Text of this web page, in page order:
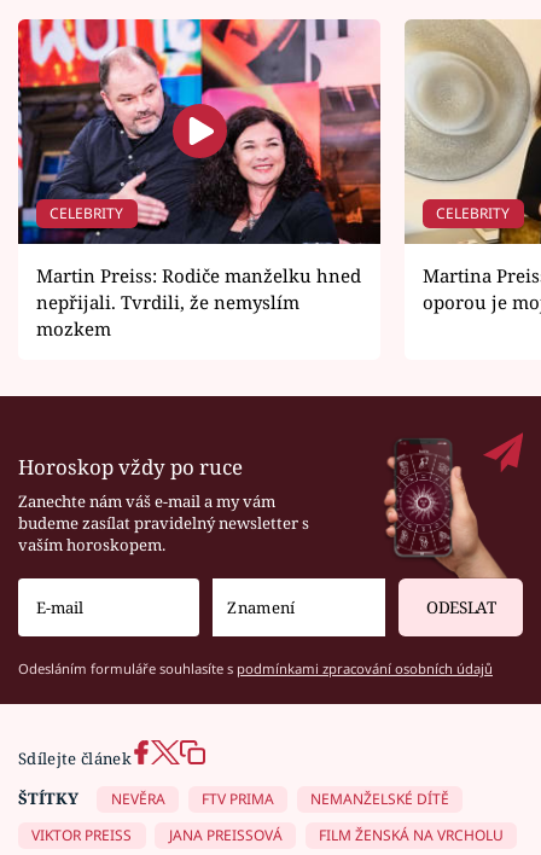
CELEBRITY
Martin Preiss: Rodiče manželku hned
nepřijali. Tvrdili, že nemyslím
mozkem
CELEBRITY
Martina
oporou je
Horoskop vždy po ruce
Zanechte nám váš e-mail a my vám
budeme zasílat pravidelný newsletter s
vaším horoskopem.
ODESLAT
Odesláním formuláře souhlasíte s podmínkami zpracování osobních údajů
Sdílejte článek
ŠTÍTKY
NEVĚRA FTV PRIMA
NEMANŽELSKÉ DÍTĚ
VIKTOR PREISS
JANA PREISSOVÁ FILM ŽENSKÁ NA VRCHOLU